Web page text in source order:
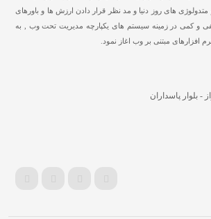
متدولوژی های روز دنیا و مد نظر قرار دادن ارزش ها و باورهای
و کمی در زمینه سیستم های یکپارچه مدیریت تحت وب , به
افزارهای مبتنی بر وب اغاز نمود.
بلوار پاسداران